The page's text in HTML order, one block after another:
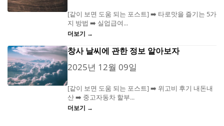
[같이 보면 도움 되는 포스트] ➡️ 타로맛을 즐기는 5가
지 방법 ➡️ 실업급여...
더보기 →
창사 날씨에 관한 정보 알아보자
2025년 12월 09일
[같이 보면 도움 되는 포스트] ➡️ 위고비 후기 내돈내
산 ➡️ 중고자동차 할부...
더보기 →